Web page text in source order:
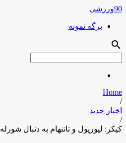
90ورزشی
برگه نمونه
search
Home
/
اخبار جدید
/
کیکر: لیورپول و تاتنهام به دنبال شورله